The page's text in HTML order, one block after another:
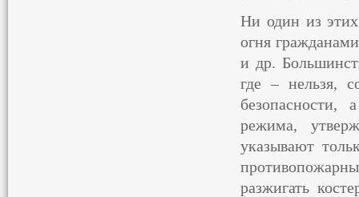
Ни один из
огня
и др.
где – нельзя,
безопасности,
режима,
указывают
разжигать